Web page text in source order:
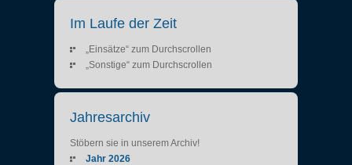
Im Laufe der Zeit
„Einsätze“ zum Durchscrollen
„Sonstige“ zum Durchscrollen
Jahresarchiv
Stöbern sie in unserem Archiv!
Jahr 2026